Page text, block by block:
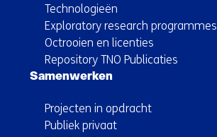
Technologieën
Exploratory research programmes
Octrooien en licenties
Repository TNO Publicaties
Samenwerken
Projecten in opdracht
Publiek privaat